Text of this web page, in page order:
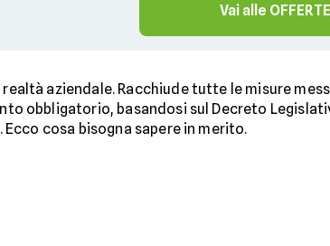
Vai alle OFFERTE
aziendale. Racchiude tutte le misure
obbligatorio, basandosi sul Decreto
cosa bisogna sapere in merito.